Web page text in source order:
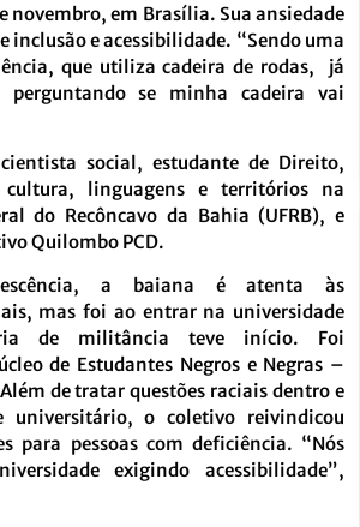
novembro, em Brasília. Sua ansiedade
inclusão e acessibilidade. “Sendo uma
que utiliza cadeira de rodas, já
se minha cadeira vai
social, estudante de Direito,
cultura, linguagens e territórios na
do Recôncavo da Bahia (UFRB), e
Quilombo PCD.
a baiana é atenta às
mas foi ao entrar na universidade
de militância teve início. Foi
de Estudantes Negros e Negras –
de tratar questões raciais dentro e
universitário, o coletivo reivindicou
para pessoas com deficiência. “Nós
exigindo acessibilidade”,